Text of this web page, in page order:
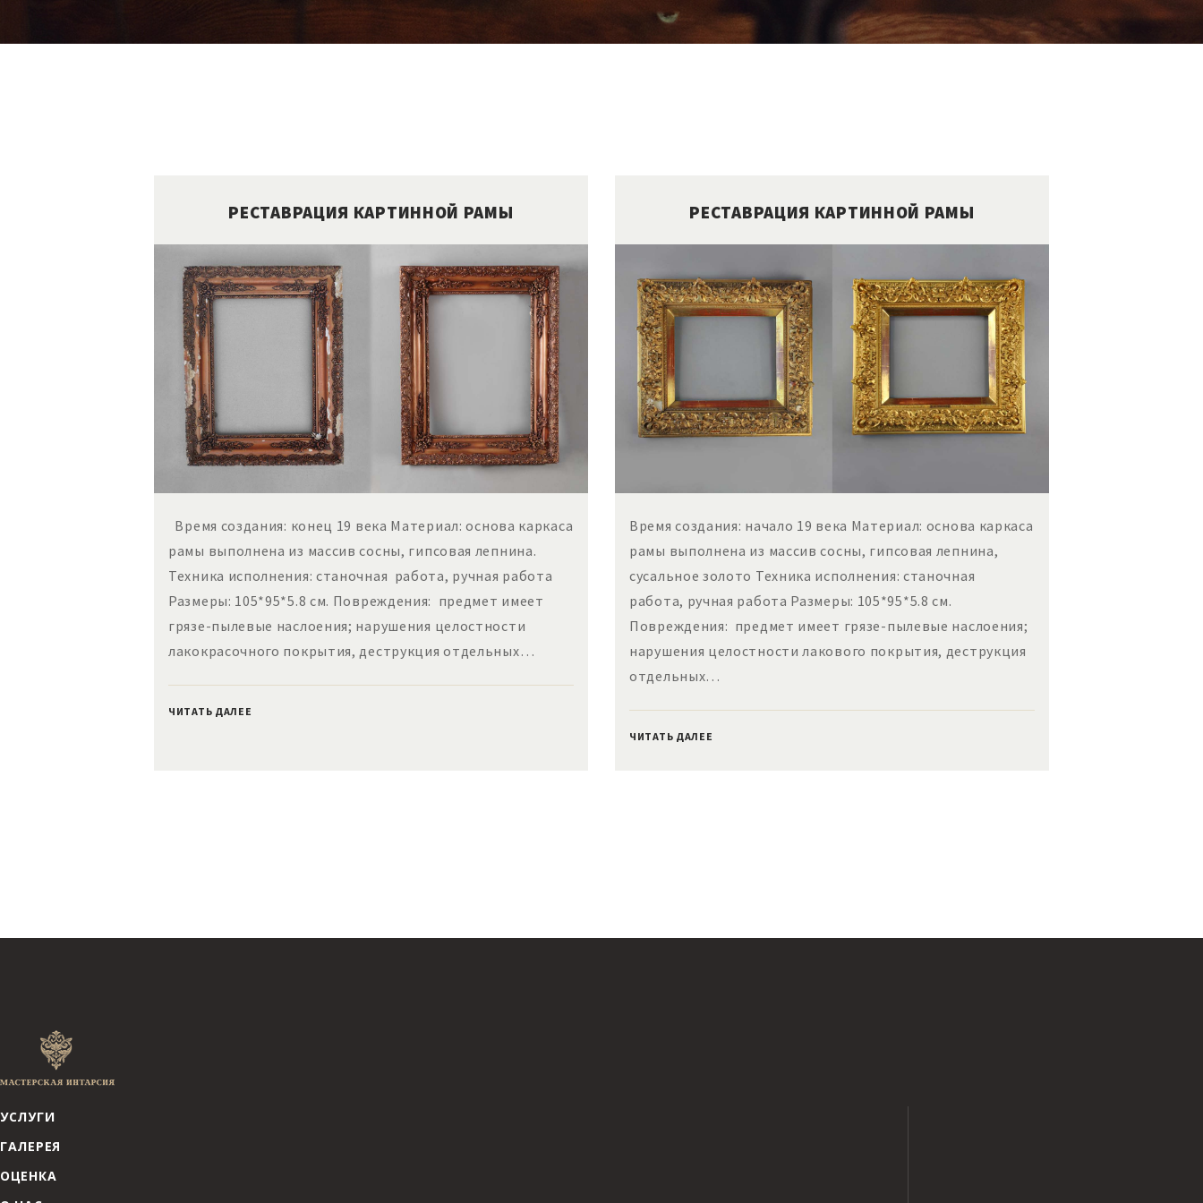
РЕСТАВРАЦИЯ КАРТИННОЙ РАМЫ
Время создания: конец 19 века Материал: основа каркаса
рамы выполнена из массив сосны, гипсовая лепнина.
Техника исполнения: станочная работа, ручная работа
Размеры: 105*95*5.8 см. Повреждения: предмет имеет
грязе-пылевые наслоения; нарушения целостности
лакокрасочного покрытия, деструкция отдельных…
ЧИТАТЬ ДАЛЕЕ
РЕСТАВРАЦИЯ КАРТИННОЙ РАМЫ
Время создания: начало 19 века Материал: основа каркаса
рамы выполнена из массив сосны, гипсовая лепнина,
сусальное золото Техника исполнения: станочная
работа, ручная работа Размеры: 105*95*5.8 см.
Повреждения: предмет имеет грязе-пылевые наслоения;
нарушения целостности лакового покрытия, деструкция
отдельных…
ЧИТАТЬ ДАЛЕЕ
УСЛУГИ
ГАЛЕРЕЯ
ОЦЕНКА